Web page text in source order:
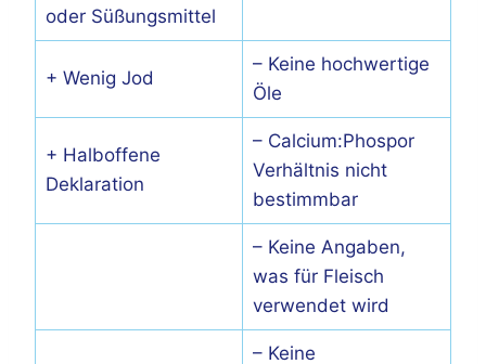
oder Süßungsmittel
+ Wenig Jod
– Keine hochwertige
Öle
+ Halboffene
Deklaration
– Calcium:Phospor
Verhältnis nicht
bestimmbar
– Keine Angaben,
was für Fleisch
verwendet wird
– Keine